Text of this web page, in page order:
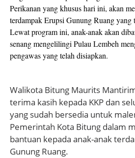
Perikanan yang khusus hari ini, akan
terdampak Erupsi Gunung Ruang
Lewat program ini, anak-anak akan
senang mengelilingi Pulau Lembeh
pengawas yang telah disiapkan.
Walikota Bitung Maurits
terima kasih kepada KKP dan
yang sudah bersedia untuk
Pemerintah Kota Bitung dalam
bantuan kepada anak-anak
Gunung Ruang.